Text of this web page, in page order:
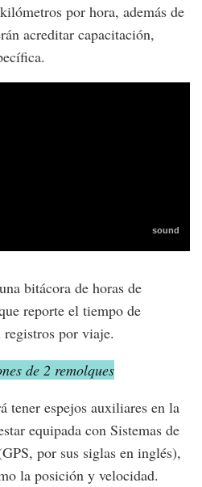
por hora, además de
acreditar capacitación,
bitácora de horas de
reporte el tiempo de
por viaje.
de 2 remolques
tener espejos auxiliares en la
equipada con Sistemas de
por sus siglas en inglés),
la posición y velocidad.